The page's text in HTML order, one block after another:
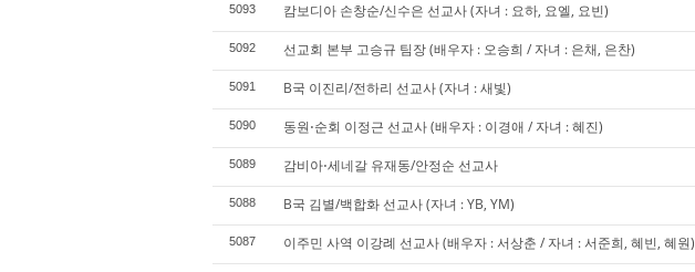
5093 캄보디아 손창순/신수은 선교사 (자녀 : 요하, 요엘, 요빈)
5092 선교회 본부 고승규 팀장 (배우자 : 오승희 / 자녀 : 은채, 은찬)
5091 B국 이진리/전하리 선교사 (자녀 : 새빛)
5090 동원⋅순회 이정근 선교사 (배우자 : 이경애 / 자녀 : 혜진)
5089 감비아⋅세네갈 유재동/안정순 선교사
5088 B국 김별/백합화 선교사 (자녀 : YB, YM)
5087 이주민 사역 이강례 선교사 (배우자 : 서상춘 / 자녀 : 서준희, 혜빈, 혜원)